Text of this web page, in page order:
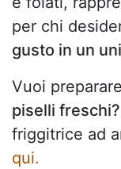
per chi
gusto in un
Vuoi
piselli freschi?
friggitrice ad
qui.